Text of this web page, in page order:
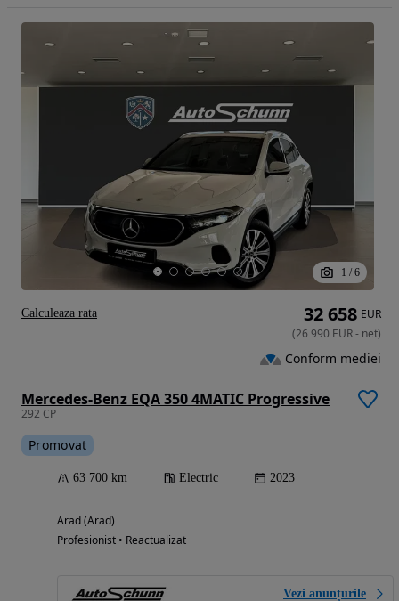
1 / 6
Mercedes-Benz EQA 350 4MATIC Progressive
292 CP
Promovat
63 700 km Electric 2023
Arad (Arad)
Profesionist • Reactualizat
Vezi anunțurile
32 658 EUR
(26 990 EUR- net)
Conform mediei
Calculeaza rata